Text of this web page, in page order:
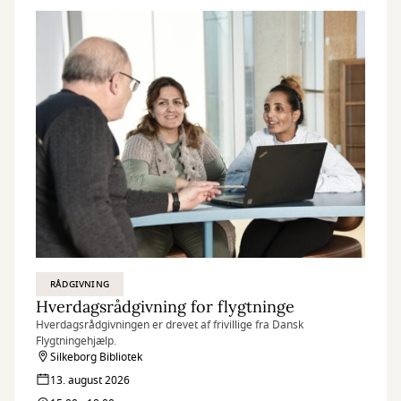
RÅDGIVNING
Hverdagsrådgivning for flygtninge
Hverdagsrådgivningen er drevet af frivillige fra Dansk
Flygtningehjælp.
Silkeborg Bibliotek
13. august 2026